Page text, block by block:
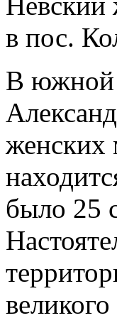
В южной
женских
было 25